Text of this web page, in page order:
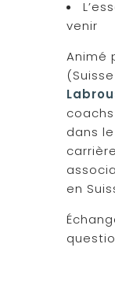
venir
Animé
dans
en